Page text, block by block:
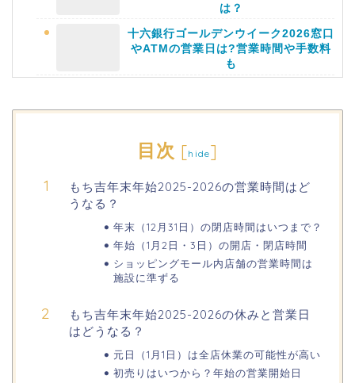
は？
十六銀行ゴールデンウイーク2026窓口
やATMの営業日は?営業時間や手数料
も
静岡銀行ゴールデンウィーク2026の営
千葉銀行ゴールデンウィーク2026の
ATMの営業日(休み)まとめ!
海遊館GW(ゴールデンウィーク)の混
雑(混み具合)状況はどうなる?
日岡山公園の桜(花見)2026の屋台・出
店はいつまで?ライトアップ情報も!
目次 [hide]
もち吉年末年始2025-2026の営業時間はど
うなる？
年末（12月31日）の閉店時間はいつまで？
年始（1月2日・3日）の開店・閉店時間
ショッピングモール内店舗の営業時間は
施設に準ずる
もち吉年末年始2025-2026の休みと営業日
はどうなる？
元日（1月1日）は全店休業の可能性が高い
初売りはいつから？年始の営業開始日